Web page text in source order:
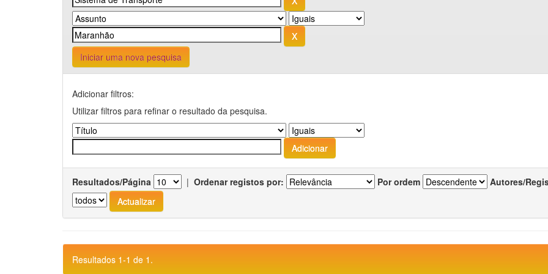
Iniciar uma nova pesquisa
Adicionar filtros:
Utilizar filtros para refinar o resultado da pesquisa.
Resultados/Página | Ordenar registos por: Por ordem Autores/
Resultados 1-1 de 1.